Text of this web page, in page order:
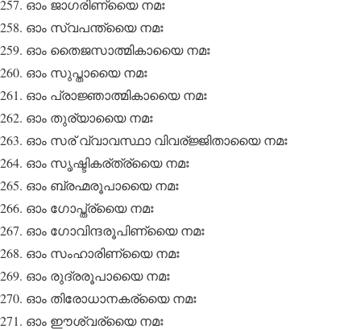
ഓം ജാഗരിണ്യൈ നമഃ
ഓം സ്വപന്ത്യൈ നമഃ
ഓം തൈജസാത്മികായൈ നമഃ
ഓം സുപ്തായൈ നമഃ
ഓം പ്രാജ്ഞാത്മികായൈ നമഃ
ഓം തുര്യായൈ നമഃ
ഓം സര് വ്വാവസ്ഥാ വിവര്ജ്ജിതായൈ നമഃ
ഓം സൃഷ്ടികര്ത്ര്യൈ നമഃ
ഓം ബ്രഹ്മരൂപായൈ നമഃ
ഓം ഗോപ്ത്ര്യൈ നമഃ
ഓം ഗോവിന്ദരൂപിണ്യൈ നമഃ
ഓം സംഹാരിണ്യൈ നമഃ
ഓം രുദ്രരൂപായൈ നമഃ
ഓം തിരോധാനകര്യൈ നമഃ
ഓം ഈശ്വര്യൈ നമഃ